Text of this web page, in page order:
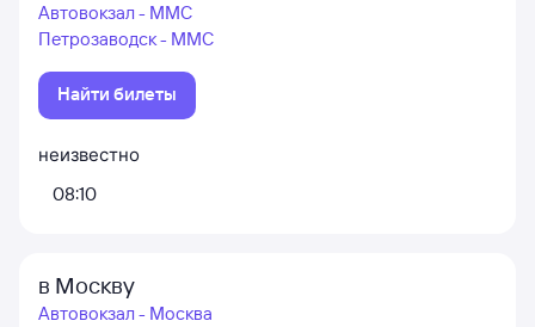
Автовокзал - ММС
Петрозаводск - ММС
Найти билеты
неизвестно
08:10
в Москву
Автовокзал - Москва